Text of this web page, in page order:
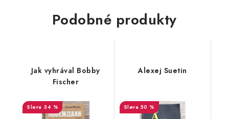
Podobné produkty
Jak vyhrával Bobby
Fischer
34 %
Alexej Suetin
50 %